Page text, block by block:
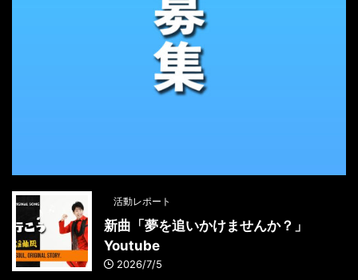
活動レポート
新曲「夢を追いかけませんか？」
Youtube
2026/7/5